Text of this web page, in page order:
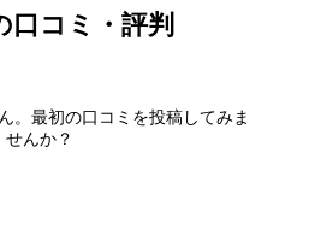
口コミ・評判
。最初の口コミを投稿してみま
せんか？